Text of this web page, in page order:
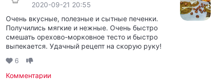
2020-09-21 20:55
Очень вкусные, полезные и сытные печенки.
Получились мягкие и нежные. Очень быстро
смешать орехово-морковное тесто и быстро
выпекается. Удачный рецепт на скорую руку!
6
Комментарии